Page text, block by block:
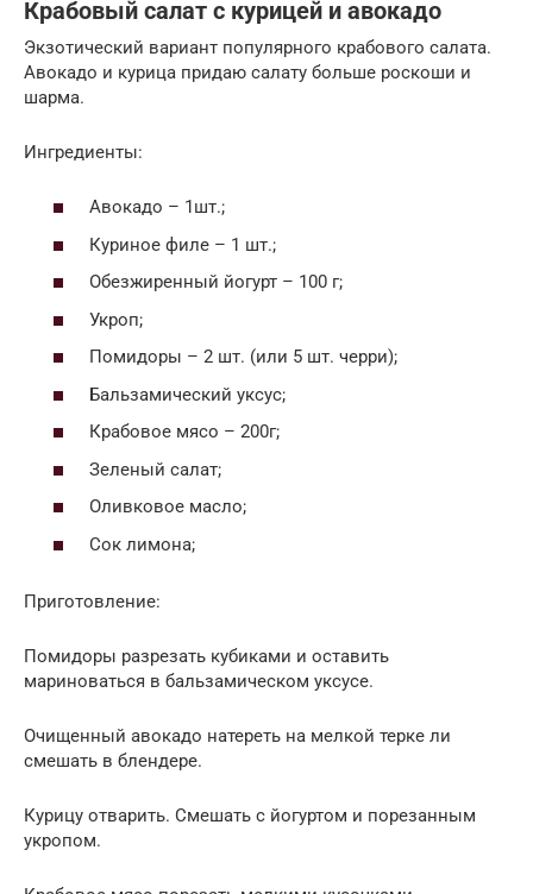
Крабовый салат с курицей и авокадо
Экзотический вариант популярного крабового салата.
Авокадо и курица придаю салату больше роскоши и
шарма.
Ингредиенты:
Авокадо – 1шт.;
Куриное филе – 1 шт.;
Обезжиренный йогурт – 100 г;
Укроп;
Помидоры – 2 шт. (или 5 шт. черри);
Бальзамический уксус;
Крабовое мясо – 200г;
Зеленый салат;
Оливковое масло;
Сок лимона;
Приготовление:
Помидоры разрезать кубиками и оставить
мариноваться в бальзамическом уксусе.
Очищенный авокадо натереть на мелкой терке ли
смешать в блендере.
Курицу отварить. Смешать с йогуртом и порезанным
укропом.